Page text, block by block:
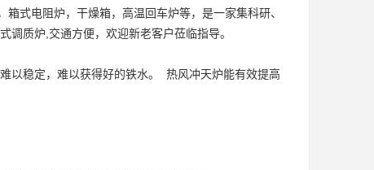
箱式电阻炉，干燥箱，高温回车炉等，是一家集科研、
调质炉 ,交通方便，欢迎新老客户莅临指导。
以稳定，难以获得好的铁水。 热风冲天炉能有效提高